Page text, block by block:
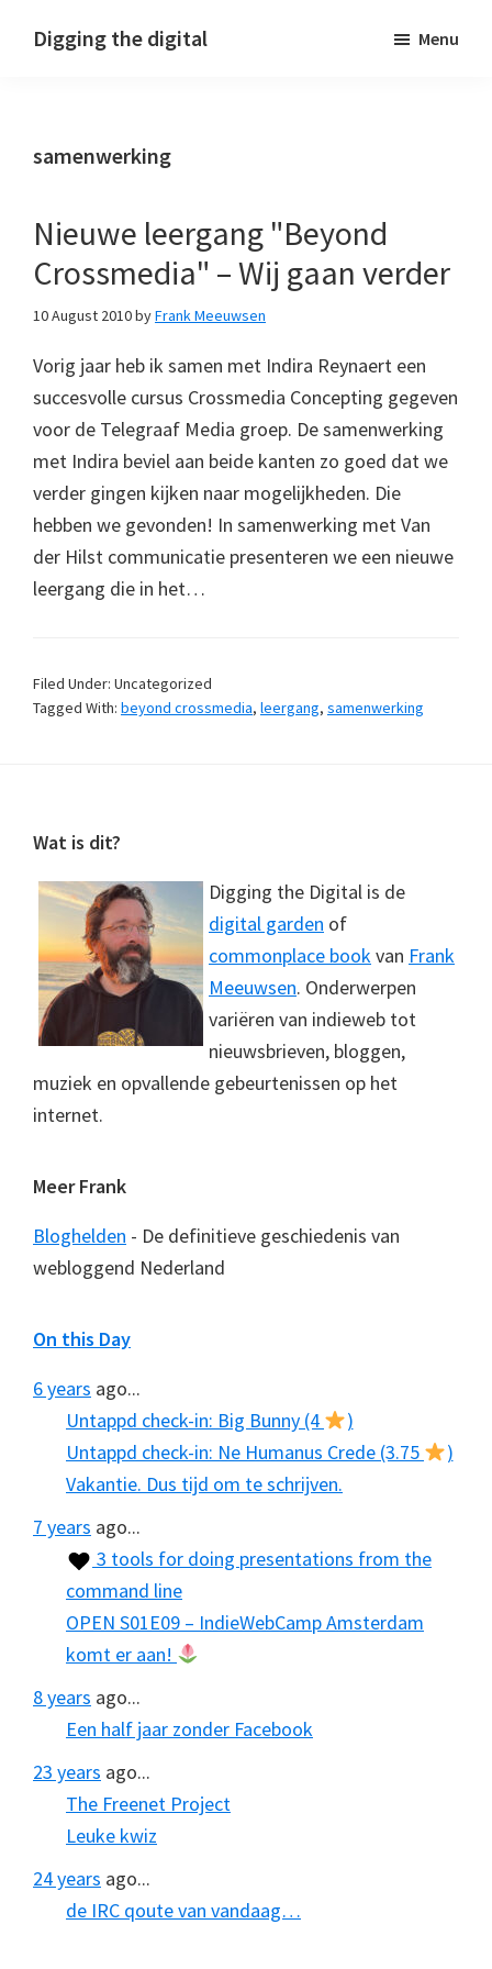
Digging the digital Menu
samenwerking
Nieuwe leergang "Beyond
Crossmedia" – Wij gaan verder
10 August 2010byFrank Meeuwsen
Vorig jaar heb ik samen met Indira Reynaert een
succesvolle cursus Crossmedia Concepting gegeven
voor de Telegraaf Media groep. De samenwerking
met Indira beviel aan beide kanten zo goed dat we
verder gingen kijken naar mogelijkheden. Die
hebben we gevonden! In samenwerking met Van
der Hilst communicatie presenteren we een nieuwe
leergang die in het…
Filed Under: Uncategorized
Tagged With: beyond crossmedia, leergang, samenwerking
Footer
Wat is dit?
Digging the Digital is de
digital garden of
commonplace bookvan Frank
Meeuwsen. Onderwerpen
variëren van indieweb tot
nieuwsbrieven, bloggen,
muziek en opvallende gebeurtenissen op het
internet.
Meer Frank
Bloghelden - De definitieve geschiedenis van
webloggend Nederland
On this Day
6 years ago...
Untappd check-in: Big Bunny (4
)
Untappd check-in: Ne Humanus Crede (3.75
)
Vakantie. Dus tijd om te schrijven.
7 years ago...
3 tools for doing presentations from the
command line
OPEN S01E09 – IndieWebCamp Amsterdam
komt er aan!
8 years ago...
Een half jaar zonder Facebook
23 years ago...
The Freenet Project
Leuke kwiz
24 years ago...
de IRC qoute van vandaag…